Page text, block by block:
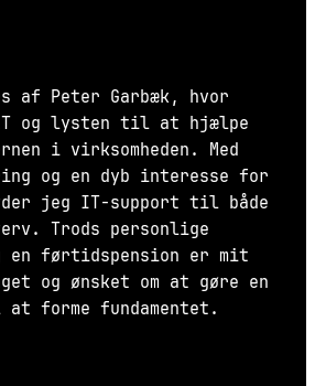
af Peter Garbæk, hvor
og lysten til at hjælpe
i virksomheden. Med
og en dyb interesse for
jeg IT-support til både
Trods personlige
en førtidspension er mit
og ønsket om at gøre en
forme fundamentet.